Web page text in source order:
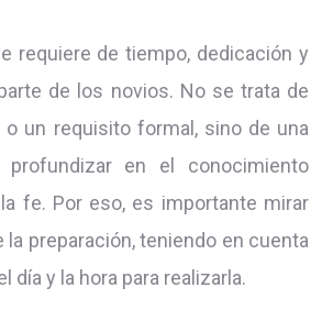
requiere de tiempo, dedicación y
de los novios. No se trata de
un requisito formal, sino de una
profundizar en el conocimiento
fe. Por eso, es importante mirar
preparación, teniendo en cuenta
día y la hora para realizarla.